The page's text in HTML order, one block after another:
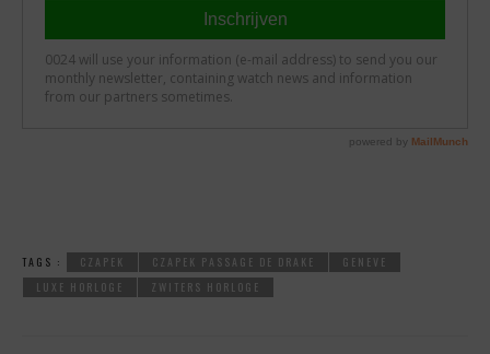
TAGS : CZAPEK CZAPEK PASSAGE DE DRAKE
GENEVE
LUXE HORLOGE
ZWITERS HORLOGE